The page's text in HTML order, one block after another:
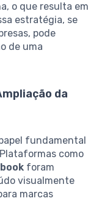
o que resulta em
estratégia, se
pode
de uma
da
fundamental
como
foram
visualmente
marcas